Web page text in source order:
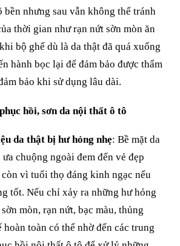
bền nhưng sau vẫn không thể tránh
thời gian như rạn nứt sờn mòn ăn
bộ ghế dù là da thật đã quá xuống
hành bọc lại để đảm bảo được thẩm
bảo khi sử dụng lâu dài.
hồi, sơn da nội thất ô tô
da thật bị hư hỏng nhẹ: Bề mặt da
chuộng ngoài đem đến vẻ đẹp
còn vì tuổi thọ đáng kinh ngạc nếu
tốt. Nếu chỉ xảy ra những hư hỏng
mòn, rạn nứt, bạc màu, thủng
toàn có thể nhờ đến các trung